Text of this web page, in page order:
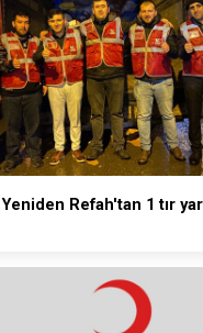
Yeniden Refah'tan 1 tır